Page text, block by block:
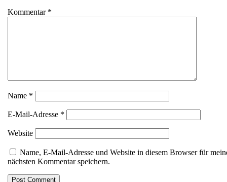
Kommentar *
Name *
E-Mail-Adresse *
Website
Name, E-Mail-Adresse und Website in diesem Browser für
nächsten Kommentar speichern.